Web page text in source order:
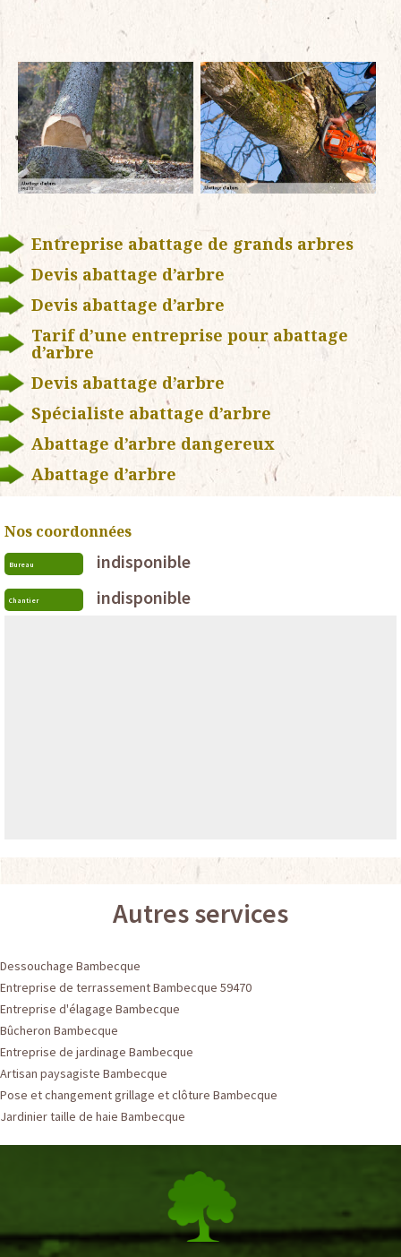
Entreprise abattage de grands arbres
Devis abattage d’arbre
Devis abattage d’arbre
Tarif d’une entreprise pour abattage
d’arbre
Devis abattage d’arbre
Spécialiste abattage d’arbre
Abattage d’arbre dangereux
Abattage d’arbre
Nos coordonnées
Bureau indisponible
Chantier indisponible
Autres services
Dessouchage Bambecque
Entreprise de terrassement Bambecque 59470
Entreprise d'élagage Bambecque
Bûcheron Bambecque
Entreprise de jardinage Bambecque
Artisan paysagiste Bambecque
Pose et changement grillage et clôture Bambecque
Jardinier taille de haie Bambecque